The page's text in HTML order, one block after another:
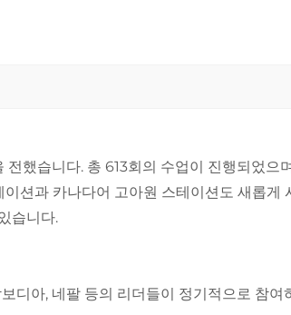
했습니다. 총 613회의 수업이 진행되었으
션과 카나다어 고아원 스테이션도 새롭게
습니다.
디아, 네팔 등의 리더들이 정기적으로 참여